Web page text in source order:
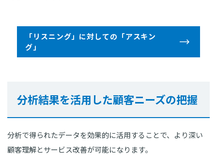
「リスニング」に対しての「アスキン
グ」
分析結果を活用した顧客ニーズの把握
分析で得られたデータを効果的に活用することで、より深い
顧客理解とサービス改善が可能になります。